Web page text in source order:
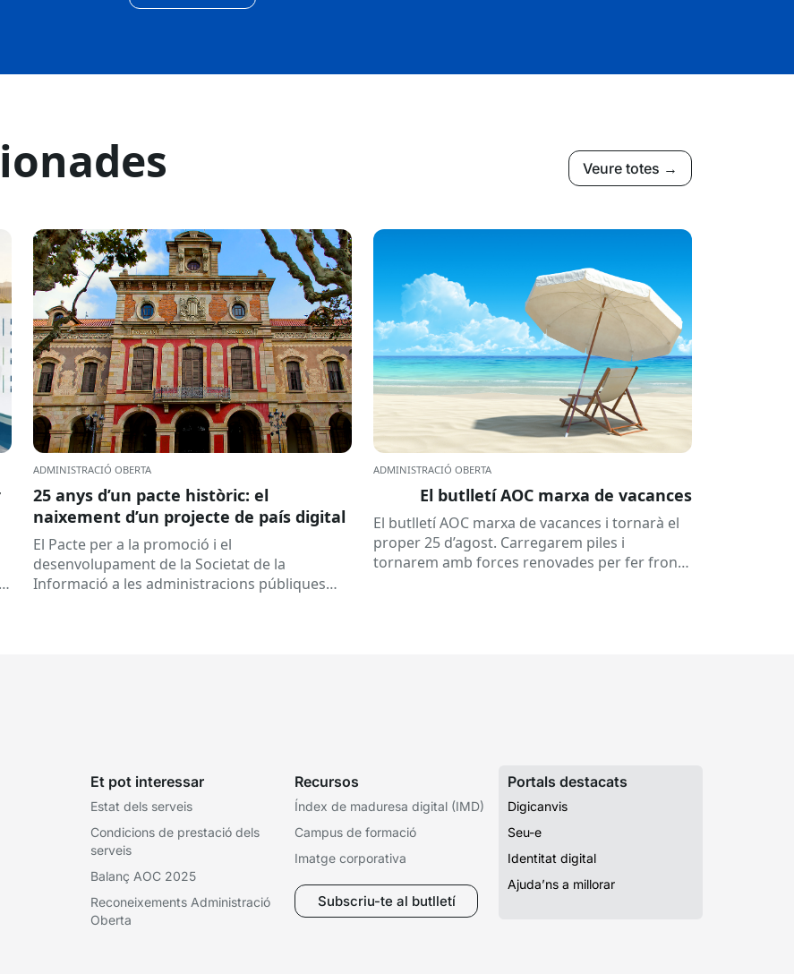
Veure totes →
ADMINISTRACIÓ OBERTA
25 anys d’un pacte històric: el
naixement d’un projecte de país digital
El Pacte per a la promoció i el
desenvolupament de la Societat de la
Informació a les administracions públiques
ADMINISTRACIÓ OBERTA
El butlletí AOC marxa de vacances
El butlletí AOC marxa de vacances i tornarà el
proper 25 d’agost. Carregarem piles i
tornarem amb forces renovades per fer front
Et pot interessar
Estat dels serveis
Condicions de prestació dels
serveis
Balanç AOC 2025
Reconeixements Administració
Oberta
Recursos
Índex de maduresa digital (IMD)
Campus de formació
Imatge corporativa
Subscriu-te al butlletí
Portals destacats
Digicanvis
Seu-e
Identitat digital
Ajuda’ns a millorar